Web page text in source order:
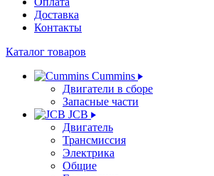
Доставка
Контакты
Каталог товаров
Cummins
Двигатели в сборе
Запасные части
JCB
Двигатель
Трансмиссия
Электрика
Общие